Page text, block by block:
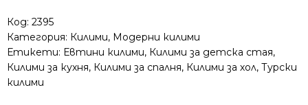
Код: 2395
Категория: Килими, Модерни килими
Етикети: Евтини килими, Килими за детска стая,
Килими за кухня, Килими за спалня, Килими за хол, Турски
килими